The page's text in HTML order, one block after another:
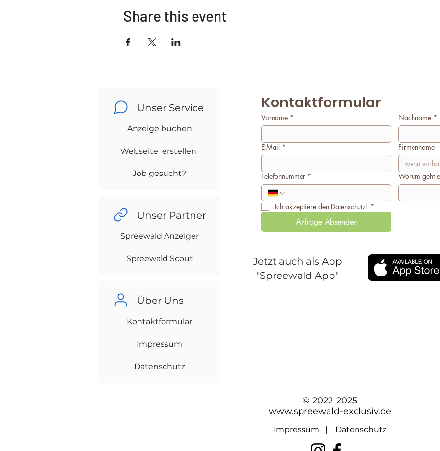
Share this event
Unser Service
Anzeige buchen
Webseite erstellen
Job gesucht?
Unser Partner
Spreewald Anzeiger
Spreewald Scout
Über Uns
Kontaktformular
Impressum
Datenschutz
Kontaktformular
Vorname * Nachname *
E-Mail * Firmenname
Telefonnummer * Worum geht
Ich akzeptiere den Datenschutz! *
Anfrage Absenden
Jetzt auch als App
"Spreewald App"
© 2022-2025
www.spreewald-exclusiv.de
Impressum | Datenschutz